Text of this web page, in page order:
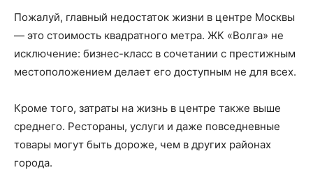
Пожалуй, главный недостаток жизни в центре Москвы
— это стоимость квадратного метра. ЖК «Волга» не
исключение: бизнес-класс в сочетании с престижным
местоположением делает его доступным не для всех.
Кроме того, затраты на жизнь в центре также выше
среднего. Рестораны, услуги и даже повседневные
товары могут быть дороже, чем в других районах
города.